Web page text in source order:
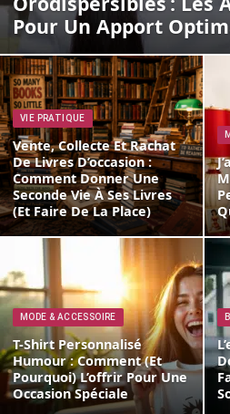
Pour Un Apport
VIE PRATIQUE
Vente, Collecte Et Rachat
De Livres D’occasion :
Comment Donner Une
Seconde Vie À Ses Livres
(et Faire De La Place)
MODE & ACCESSOIRE
T-Shirt Personnalisé
Humour : Comment (et
Pourquoi) L’offrir Pour Une
Occasion Spéciale